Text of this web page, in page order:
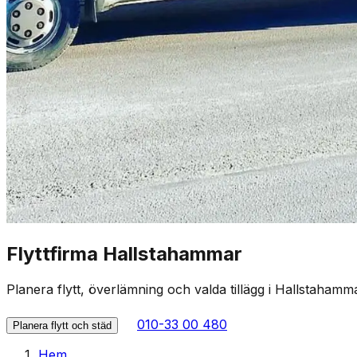
Flyttfirma Hallstahammar
Planera flytt, överlämning och valda tillägg i
Planera flytt och städ
010-33 00 480